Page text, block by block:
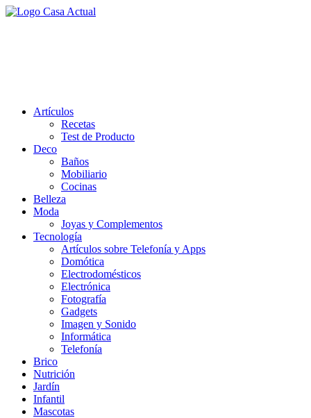
Saltar
Artículos
Recetas
Test de Producto
Deco
Baños
Mobiliario
Cocinas
Belleza
Moda
Joyas y Complementos
Tecnología
Artículos sobre Telefonía y Apps
Domótica
Electrodomésticos
Electrónica
Fotografía
Gadgets
Imagen y Sonido
Informática
Telefonía
Brico
Nutrición
Jardín
Infantil
Mascotas